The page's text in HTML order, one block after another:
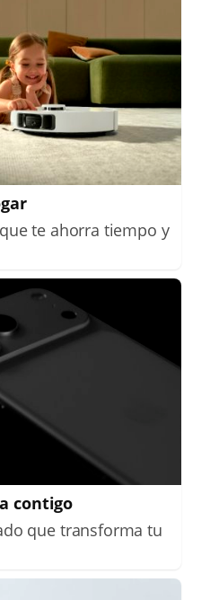
te ahorra tiempo y
contigo
que transforma tu